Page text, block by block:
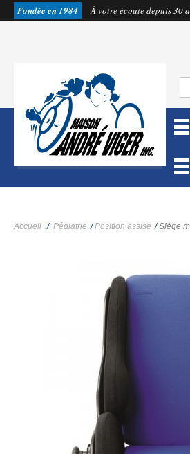
Fondée en 1984 À votre écoute depuis 30
Accueil / Pédiatrie / Position assise / Siège